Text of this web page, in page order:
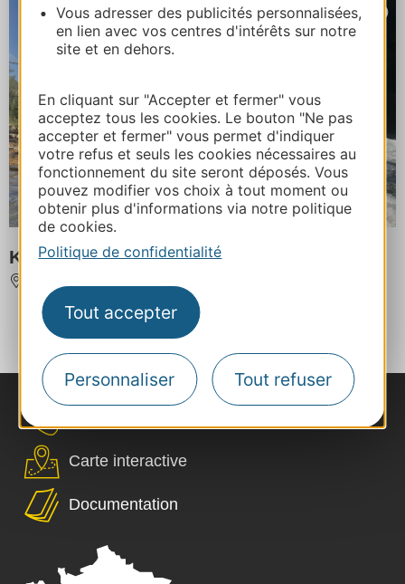
Vous adresser des publicités personnalisées,
en lien avec vos centres d'intérêts sur notre
site et en dehors.
En cliquant sur "Accepter et fermer" vous
acceptez tous les cookies. Le bouton "Ne pas
accepter et fermer" vous permet d'indiquer
votre refus et seuls les cookies nécessaires au
fonctionnement du site seront déposés. Vous
pouvez modifier vos choix à tout moment ou
obtenir plus d'informations via notre politique
de cookies.
Politique de confidentialité
Tout accepter
Personnaliser Tout refuser
Katalpa Canoe
COMPREGNAC À 48 km de STE ENIMIE
‹ 1 2
Carte interactive
Documentation